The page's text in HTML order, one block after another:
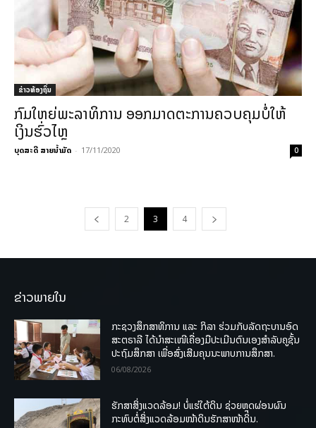
ຂ່າວທ້ອງຖິ່ນ
ກົມໃຫຍ່ພະລາທິການ ອອກມາດຕະການຄວບຄຸມບໍ່ໃຫ້
ເງິນຮົ່ວໄຫຼ
ບຸດສະດີ ສາຍນ້ຳມັດ - 17/11/2020 0
2 3 4
ຂ່າວພາຍໃນ
ກະຊວງສຶກສາທິການ ແລະ ກິລາ ຮ່ວມກັບລັດຖະບານອົດ
ສະຕຣາລີ ໄດ້ນຳສະເໜີເຄື່ອງມືປະເມີນຕົນເອງສຳລັບຄູຊັ້ນ
ປະຖົມສຶກສາ ເພື່ອສົ່ງເສີມຄຸນນະພາບການສຶກສາ.
06/08/2026
ຮັກສາສິ່ງແວດລ້ອມ! ບໍ່ແຮ່ໃຕ້ດິນ ຊ່ວຍຫຼຸດຜ່ອນຜົນ
ກະທົບຕໍ່ສິ່ງແວດລ້ອມໜ້າດິນຮັກສາໜ້າດິນ.